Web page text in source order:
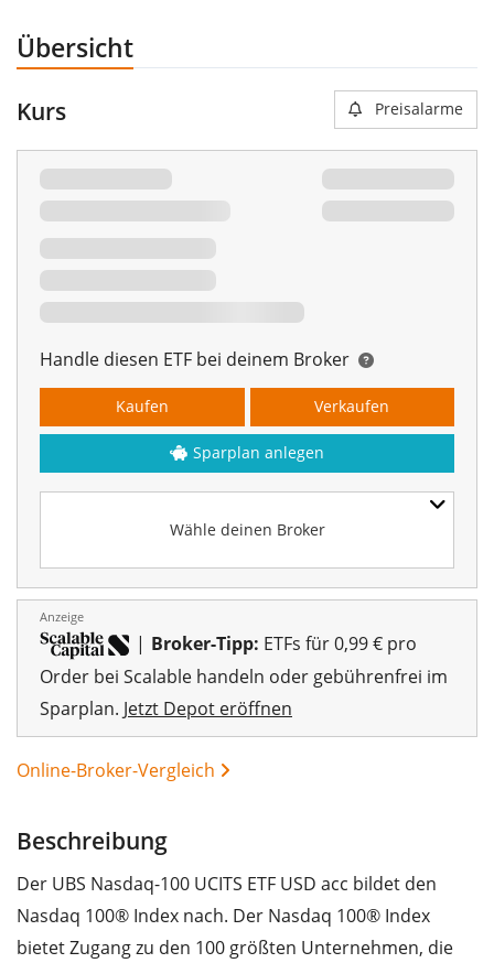
Übersicht
Kurs Preisalarme
Handle diesen ETF bei deinem Broker
Wähle deinen Broker
Kaufen Verkaufen
Sparplan anlegen
Anzeige
| Broker-Tipp: ETFs für 0,99 € pro
Order bei Scalable handeln oder gebührenfrei im
Sparplan. Jetzt Depot eröffnen
Online-Broker-Vergleich
Beschreibung
Der UBS Nasdaq-100 UCITS ETF USD acc bildet den
Nasdaq 100® Index nach. Der Nasdaq 100® Index
bietet Zugang zu den 100 größten Unternehmen, die